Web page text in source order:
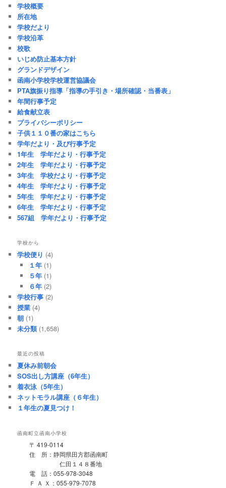
学校概要
所在地
学校だより
学校沿革
校歌
いじめ防止基本方針
グランドデザイン
函南小学校学校運営協議会
PTA旗振り指導「指導の手引き・場所確認・当番表」
年間行事予定
給食献立表
プライバシーポリシー
子供１１０番の家はこちら
学年だより・及び行事予定
1年生 学年だより・行事予定
2年生 学年だより・行事予定
3年生 学校だより・行事予定
4年生 学年だより・行事予定
5年生 学年だより・行事予定
6年生 学年だより・行事予定
567組 学年だより・行事予定
学校から
学校便り (4)
１年(1)
５年(1)
６年(2)
学校行事 (2)
授業 (4)
朝 (1)
未分類(1,658)
最近の投稿
夏休み前朝会
SOS出し方講座（6年生）
着衣泳（5年生）
ネットモラル講座（６年生）
１年生の夏見つけ！
函南町立函南小学校
〒 419-0114
住 所：静岡県田方郡函南町
仁田１４８番地
電 話：055-978-3048
Ｆ Ａ Ｘ：055-979-7078